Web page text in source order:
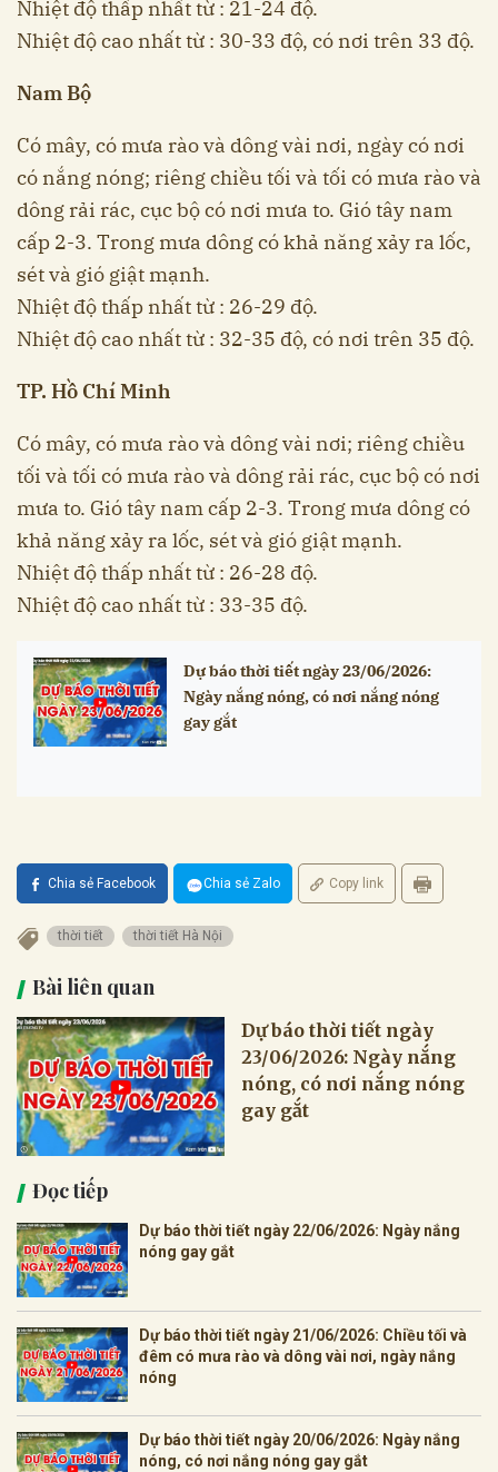
Nhiệt độ thấp nhất từ : 21-24 độ.
Nhiệt độ cao nhất từ : 30-33 độ, có nơi trên 33 độ.
Nam Bộ
Có mây, có mưa rào và dông vài nơi, ngày có nơi
có nắng nóng; riêng chiều tối và tối có mưa rào và
dông rải rác, cục bộ có nơi mưa to. Gió tây nam
cấp 2-3. Trong mưa dông có khả năng xảy ra lốc,
sét và gió giật mạnh.
Nhiệt độ thấp nhất từ : 26-29 độ.
Nhiệt độ cao nhất từ : 32-35 độ, có nơi trên 35 độ.
TP. Hồ Chí Minh
Có mây, có mưa rào và dông vài nơi; riêng chiều
tối và tối có mưa rào và dông rải rác, cục bộ có nơi
mưa to. Gió tây nam cấp 2-3. Trong mưa dông có
khả năng xảy ra lốc, sét và gió giật mạnh.
Nhiệt độ thấp nhất từ : 26-28 độ.
Nhiệt độ cao nhất từ : 33-35 độ.
Dự báo thời tiết ngày 23/06/2026:
Ngày nắng nóng, có nơi nắng nóng
gay gắt
Chia sẻ Facebook Chia sẻ Zalo Copy link
thời tiết thời tiết Hà Nội
Bài liên quan
Dự báo thời tiết ngày
23/06/2026: Ngày nắng
nóng, có nơi nắng nóng
gay gắt
Đọc tiếp
Dự báo thời tiết ngày 22/06/2026: Ngày nắng
nóng gay gắt
Dự báo thời tiết ngày 21/06/2026: Chiều tối và
đêm có mưa rào và dông vài nơi, ngày nắng
nóng
Dự báo thời tiết ngày 20/06/2026: Ngày nắng
nóng, có nơi nắng nóng gay gắt